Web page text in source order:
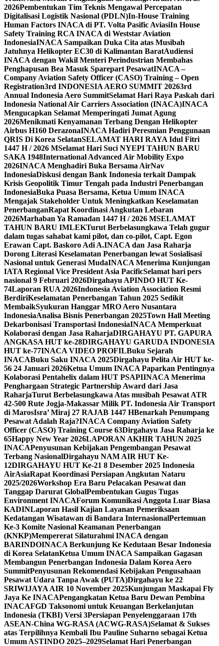
2026Pembentukan Tim Teknis Mengawal Percepatan
Digitalisasi Logistik Nasional (PDLN)In-House Training
Human Factors INACA di PT. Volta Pasific AviasiIn House
Safety Training RCA INACA di Weststar Aviation
IndonesiaINACA Sampaikan Duka Cita atas Musibah
Jatuhnya Helikopter EC30 di Kalimantan BaratAudiensi
INACA dengan Wakil Menteri Perindustrian Membahas
Penghapusan Bea Masuk Sparepart PesawatINACA –
Company Aviation Safety Officer (CASO) Training – Open
Registration3rd INDONESIA AERO SUMMIT 20263rd
Annual Indonesia Aero SummitSelamat Hari Raya Paskah dari
Indonesia National Air Carriers Association (INACA)INACA
Mengucapkan Selamat Memperingati Jumat Agung
2026Menikmati Kenyamanan Terbang Dengan Helikopter
Airbus H160 DerazonaINACA Hadiri Peresmian Penggunaan
QRIS Di Korea SelatanSELAMAT HARI RAYA Idul Fitri
1447 H / 2026 MSelamat Hari Suci NYEPI TAHUN BARU
SAKA 1948International Advanced Air Mobility Expo
2026INACA Menghadiri Buka Bersama AirNav
IndonesiaDiskusi dengan Bank Indonesia terkait Dampak
Krisis Geopolitik Timur Tengah pada Industri Penerbangan
IndonesiaBuka Puasa Bersama, Ketua Umum INACA
Mengajak Stakeholder Untuk Meningkatkan Keselamatan
PenerbanganRapat Koordinasi Angkutan Lebaran
2026Marhaban Ya Ramadan 1447 H / 2026 MSELAMAT
TAHUN BARU IMLEKTurut Berbelasungkawa Telah gugur
dalam tugas sahabat kami pilot, dan co-pilot, Capt. Egon
Erawan Capt. Baskoro Adi A.INACA dan Jasa Raharja
Dorong Literasi Keselamatan Penerbangan lewat Sosialisasi
Nasional untuk Generasi MudaINACA Menerima Kunjungan
IATA Regional Vice President Asia PacificSelamat hari pers
nasional 9 Februari 2026Dirgahayu APINDO HUT Ke-
74Laporan RUA 2026Indonesia Aviation Association Resmi
BerdiriKeselamatan Penerbangan Tahun 2025 Sedikit
MembaikSyukuran Hanggar MRO Aero Nusantara
IndonesiaAnalisa Bisnis Penerbangan 2025Town Hall Meeting
Dekarbonisasi Transportasi IndonesiaINACA Memperkuat
Kolaborasi dengan Jasa RaharjaDIRGAHAYU PT. GAPURA
ANGKASA HUT ke-28DIRGAHAYU GARUDA INDONESIA
HUT ke-77INACA VIDEO PROFILBuku Sejarah
INACABuku Saku INACA 2025Dirgahayu Pelita Air HUT ke-
56 24 Januari 2026Ketua Umum INACA Paparkan Pentingnya
Kolaborasi Pentahelix dalam HUT PSAPIINACA Menerima
Penghargaan Strategic Partnership Award dari Jasa
RaharjaTurut Berbelasungkawa Atas musibah Pesawat ATR
42-500 Rute Jogja-Makassar Milik PT. Indonesia Air Transport
di MarosIsra’ Miraj 27 RAJAB 1447 HBenarkah Penumpang
Pesawat Adalah Raja?INACA Company Aviation Safety
Officer (CASO) Training Course 63Dirgahayu Jasa Raharja ke
65Happy New Year 2026LAPORAN AKHIR TAHUN 2025
INACAPenyusunan Kebijakan Pengembangan Pesawat
Terbang NasionalDirgahayu NAM AIR HUT Ke-
12DIRGAHAYU HUT Ke-21 8 Desember 2025 Indonesia
AirAsiaRapat Koordinasi Persiapan Angkutan Nataru
2025/2026Workshop Era Baru Pelacakan Pesawat dan
Tanggap Darurat GlobalPembentukan Gugus Tugas
Environment INACAForum Komunikasi Anggota Luar Biasa
KADINLaporan Hasil Kajian Layanan Pemeriksaan
Kedatangan Wisatawan di Bandara InternasionalPertemuan
Ke-3 Komite Nasional Keamanan Penerbangan
(KNKP)Mempererat Silaturahmi INACA dengan
BARINDOINACA Berkunjung Ke Kedutaan Besar Indonesia
di Korea SelatanKetua Umum INACA Sampaikan Gagasan
Membangun Penerbangan Indonesia Dalam Korea Aero
SummitPenyusunan Rekomendasi Kebijakan Pengusahaan
Pesawat Udara Tanpa Awak (PUTA)Dirgahayu ke 22
SRIWIJAYA AIR 10 November 2025Kunjungan Maskapai Fly
Jaya Ke INACAPengangkatan Ketua Baru Dewan Pembina
INACAFGD Taksonomi untuk Keuangan Berkelanjutan
Indonesia (TKBI) Versi 3Persiapan Penyelenggaraan 17th
ASEAN-China WG-RASA (ACWG-RASA)Selamat & Sukses
atas Terpilihnya Kembali Ibu Pauline Suharno sebagai Ketua
Umum ASTINDO 2025–2029Selamat Hari Penerbangan